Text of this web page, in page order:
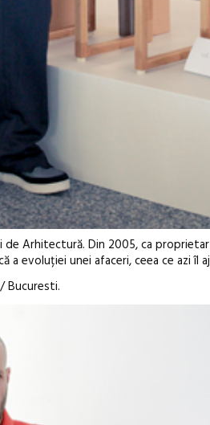
Arhitectură. Din 2005, ca
a evoluției unei afaceri, ceea ce azi îl
Bucuresti.